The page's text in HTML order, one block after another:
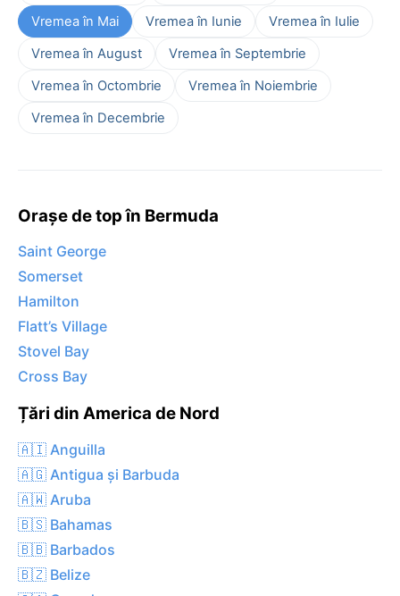
Vremea în Mai Vremea în Iunie
Vremea în Iulie
Vremea în August
Vremea în Septembrie
Vremea în Octombrie
Vremea în Noiembrie
Vremea în Decembrie
Orașe de top în Bermuda
Saint George
Somerset
Hamilton
Flatt’s Village
Stovel Bay
Cross Bay
Țări din America de Nord
🇦🇮 Anguilla
🇦🇬 Antigua și Barbuda
🇦🇼 Aruba
🇧🇸 Bahamas
🇧🇧 Barbados
🇧🇿 Belize